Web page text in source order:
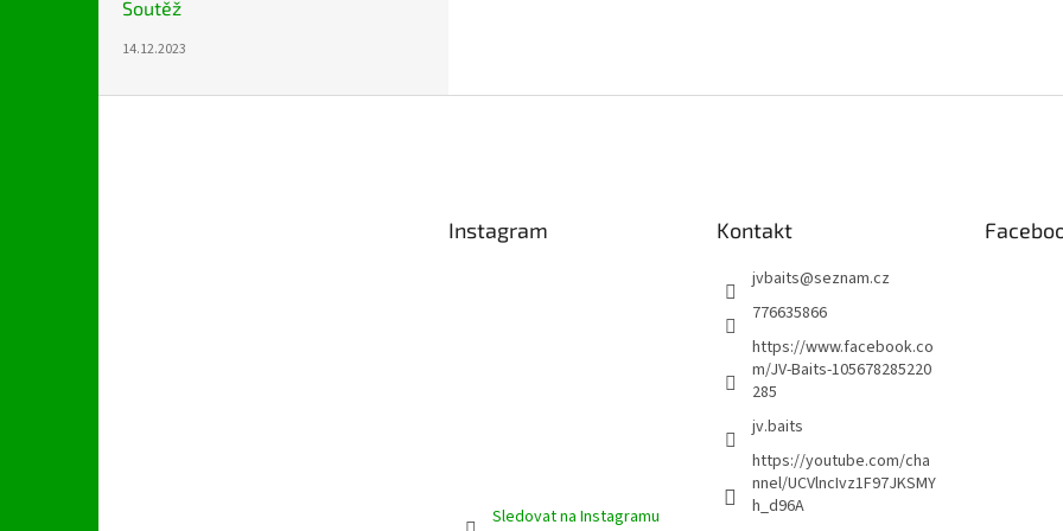
Soutěž
14.12.2023
Instagram
Sledovat na Instagramu
Kontakt
jvbaits@seznam.cz
776635866
https://www.facebook.co
m/JV-Baits-105678285220
285
jv.baits
https://youtube.com/cha
nnel/UCVlncIvz1F97JKSMY
h_d96A